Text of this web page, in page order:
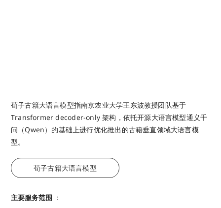
荀子古籍大语言模型指南京农业大学王东波教授团队基于
Transformer decoder-only 架构，依托开源大语言模型通义千
问（Qwen）的基础上进行优化推出的古籍垂直领域大语言模
型。
荀子古籍大语言模型
主要服务范围 ：